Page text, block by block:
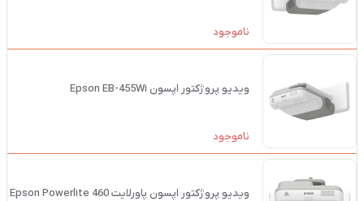
ناموجود
ویدیو پروژکتور اپسون Epson EB-455Wi
ناموجود
ویدیو پروژکتور اپسون پاورلایت 460 Epson Powerlite